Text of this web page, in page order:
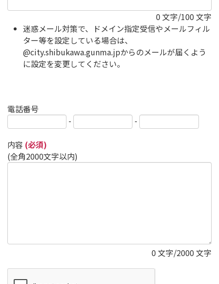
0 文字/100 文字
迷惑メール対策で、ドメイン指定受信やメールフィル
ター等を設定している場合は、
@city.shibukawa.gunma.jpからのメールが届くよう
に設定を変更してください。
電話番号
-
-
内容 (必須)
(全角2000文字以内)
0 文字/2000 文字